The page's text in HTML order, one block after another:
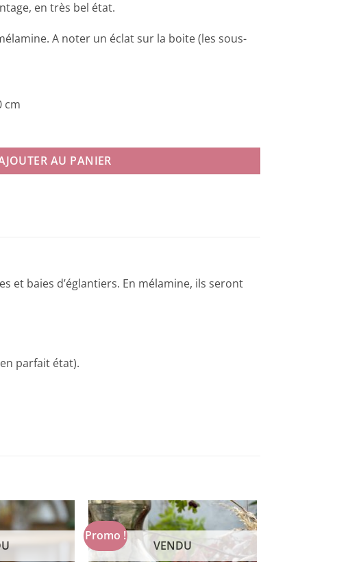
en très bel état.
A noter un éclat sur la boite (les sous-
cm
AU PANIER
et baies d’églantiers. En mélamine, ils seront
parfait état).
Promo !
VENDU